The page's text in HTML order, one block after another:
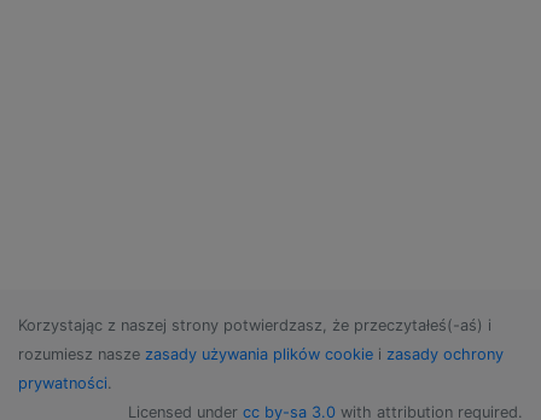
Korzystając z naszej strony potwierdzasz, że przeczytałeś(-aś) i
rozumiesz nasze zasady używania plików cookie i zasady ochrony
prywatności.
Licensed under cc by-sa 3.0 with attribution required.